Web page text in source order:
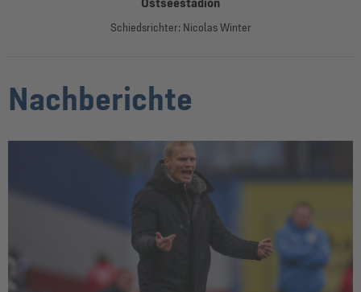
Schiedsrichter: Nicolas Winter
Nachberichte